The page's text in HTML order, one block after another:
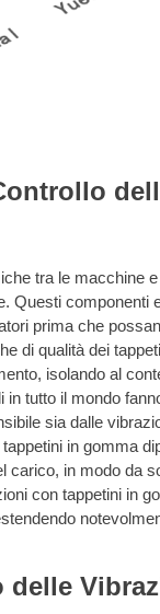
tra le macchine
Questi componenti
prima che
di qualità dei
isolando al
tutto il mondo
sia dalle
in gomma
carico, in modo da
con tappetini in
delle